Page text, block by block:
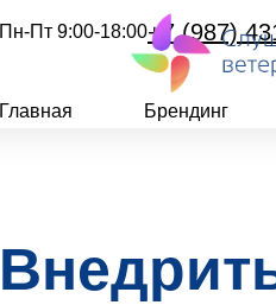
Пн-Пт 9:00-18:00+7 (987)
Главная Брендинг